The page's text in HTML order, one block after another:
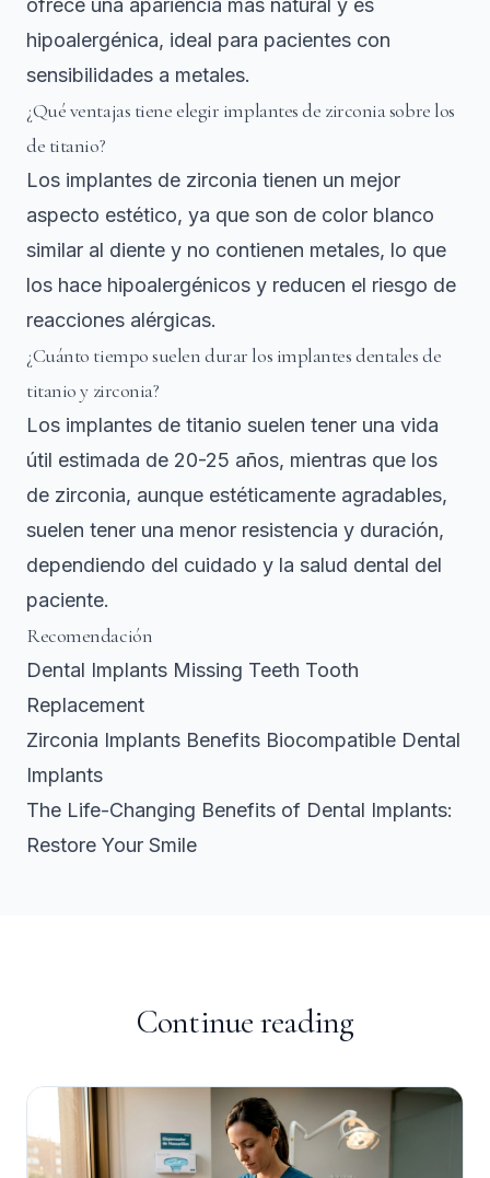
ofrece una apariencia más natural y es
hipoalergénica, ideal para pacientes con
sensibilidades a metales.
¿Qué ventajas tiene elegir implantes de zirconia sobre los
de titanio?
Los implantes de zirconia tienen un mejor
aspecto estético, ya que son de color blanco
similar al diente y no contienen metales, lo que
los hace hipoalergénicos y reducen el riesgo de
reacciones alérgicas.
¿Cuánto tiempo suelen durar los implantes dentales de
titanio y zirconia?
Los implantes de titanio suelen tener una vida
útil estimada de 20-25 años, mientras que los
de zirconia, aunque estéticamente agradables,
suelen tener una menor resistencia y duración,
dependiendo del cuidado y la salud dental del
paciente.
Recomendación
Dental Implants Missing Teeth Tooth
Replacement
Zirconia Implants Benefits Biocompatible Dental
Implants
The Life-Changing Benefits of Dental Implants:
Restore Your Smile
Continue reading